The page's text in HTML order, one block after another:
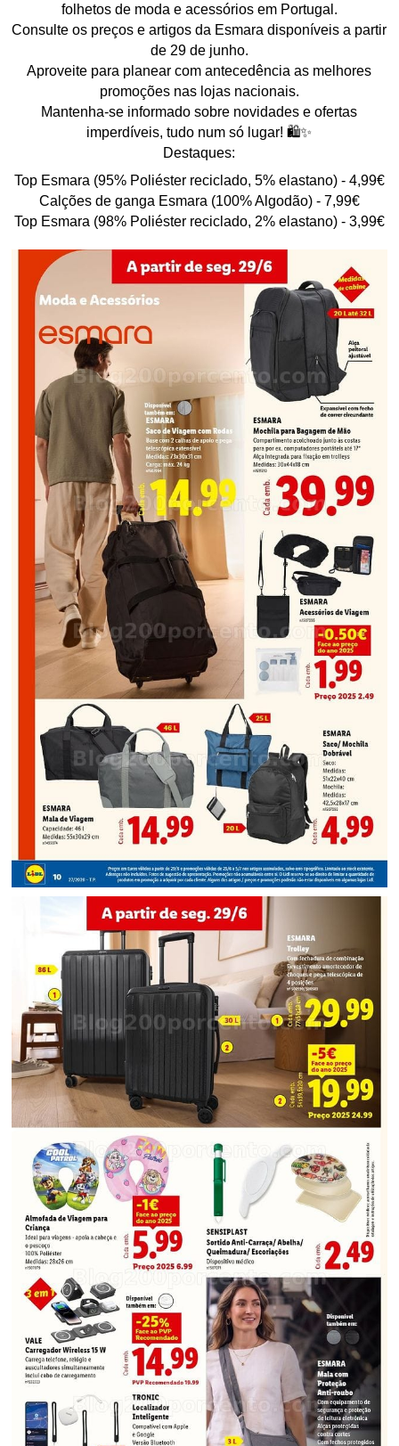
folhetos de moda e acessórios em Portugal.
Consulte os preços e artigos da Esmara disponíveis a partir
de 29 de junho.
Aproveite para planear com antecedência as melhores
promoções nas lojas nacionais.
Mantenha-se informado sobre novidades e ofertas
imperdíveis, tudo num só lugar! 🛍️✨
Destaques:
Top Esmara (95% Poliéster reciclado, 5% elastano) - 4,99€
Calções de ganga Esmara (100% Algodão) - 7,99€
Top Esmara (98% Poliéster reciclado, 2% elastano) - 3,99€